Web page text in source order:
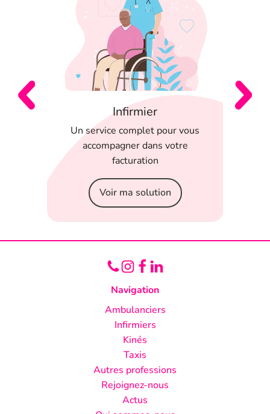
Infirmier
Un service complet pour vous
accompagner dans votre
facturation
Voir ma solution
Navigation
Ambulanciers
Infirmiers
Kinés
Taxis
Autres professions
Rejoignez-nous
Actus